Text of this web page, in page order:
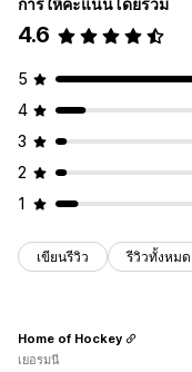
การให้คะแนนโดยรวม
4.6
5
4
3
2
1
เขียนรีวิว รีวิวทั้งหมด
Home of Hockey
เยอรมนี